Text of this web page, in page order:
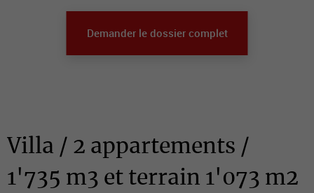
Villa / 2 appartements /
1'735 m3 et terrain 1'073 m2
Demander le dossier complet